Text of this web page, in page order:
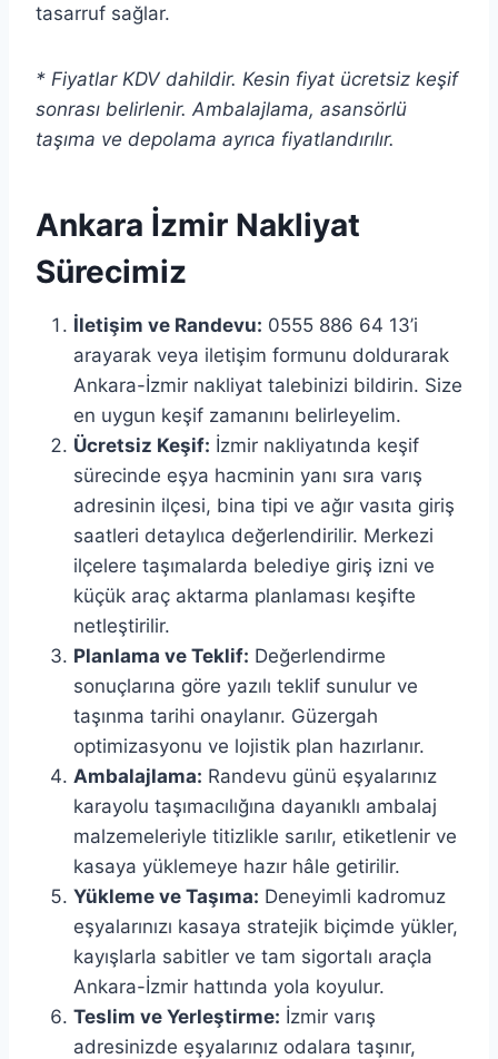
tasarruf sağlar.
* Fiyatlar KDV dahildir. Kesin fiyat ücretsiz keşif
sonrası belirlenir. Ambalajlama, asansörlü
taşıma ve depolama ayrıca fiyatlandırılır.
Ankara İzmir Nakliyat
Sürecimiz
İletişim ve Randevu: 0555 886 64 13’i
arayarak veya iletişim formunu doldurarak
Ankara-İzmir nakliyat talebinizi bildirin. Size
en uygun keşif zamanını belirleyelim.
Ücretsiz Keşif: İzmir nakliyatında keşif
sürecinde eşya hacminin yanı sıra varış
adresinin ilçesi, bina tipi ve ağır vasıta giriş
saatleri detaylıca değerlendirilir. Merkezi
ilçelere taşımalarda belediye giriş izni ve
küçük araç aktarma planlaması keşifte
netleştirilir.
Planlama ve Teklif: Değerlendirme
sonuçlarına göre yazılı teklif sunulur ve
taşınma tarihi onaylanır. Güzergah
optimizasyonu ve lojistik plan hazırlanır.
Ambalajlama: Randevu günü eşyalarınız
karayolu taşımacılığına dayanıklı ambalaj
malzemeleriyle titizlikle sarılır, etiketlenir ve
kasaya yüklemeye hazır hâle getirilir.
Yükleme ve Taşıma: Deneyimli kadromuz
eşyalarınızı kasaya stratejik biçimde yükler,
kayışlarla sabitler ve tam sigortalı araçla
Ankara-İzmir hattında yola koyulur.
Teslim ve Yerleştirme: İzmir varış
adresinizde eşyalarınız odalara taşınır,